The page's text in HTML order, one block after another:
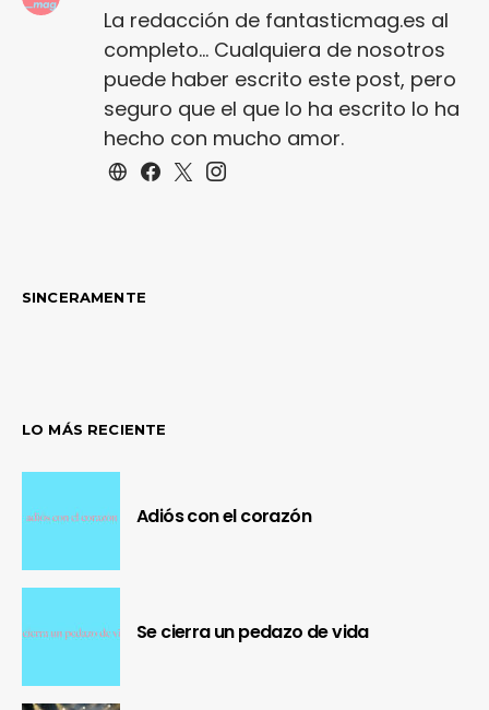
La redacción de fantasticmag.es al
completo... Cualquiera de nosotros
puede haber escrito este post, pero
seguro que el que lo ha escrito lo ha
hecho con mucho amor.
SINCERAMENTE
LO MÁS RECIENTE
Adiós con el corazón
Se cierra un pedazo de vida